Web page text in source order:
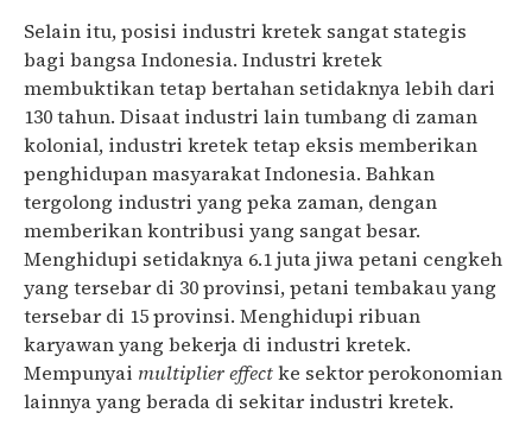
Selain itu, posisi industri kretek sangat stategis
bagi bangsa Indonesia. Industri kretek
membuktikan tetap bertahan setidaknya lebih dari
130 tahun. Disaat industri lain tumbang di zaman
kolonial, industri kretek tetap eksis memberikan
penghidupan masyarakat Indonesia. Bahkan
tergolong industri yang peka zaman, dengan
memberikan kontribusi yang sangat besar.
Menghidupi setidaknya 6.1 juta jiwa petani cengkeh
yang tersebar di 30 provinsi, petani tembakau yang
tersebar di 15 provinsi. Menghidupi ribuan
karyawan yang bekerja di industri kretek.
Mempunyai multipliereffectke sektor perokonomian
lainnya yang berada di sekitar industri kretek.